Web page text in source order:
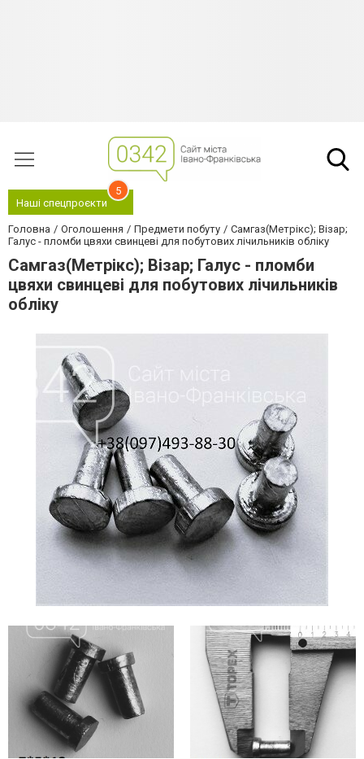
Наші спецпроєкти
5
Головна Оголошення Предмети побуту
Самгаз(Метрікс); Візар;
Галус - пломби цвяхи свинцеві для побутових лічильників обліку
Самгаз(Метрікс); Візар; Галус - пломби
цвяхи свинцеві для побутових лічильників
обліку